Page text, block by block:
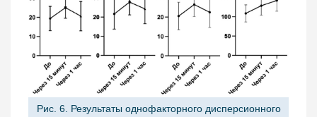
Рис. 6. Результаты однофакторного дисперсионного